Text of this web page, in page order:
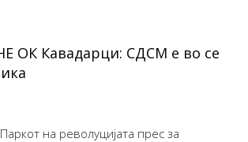
на револуцијата прес за